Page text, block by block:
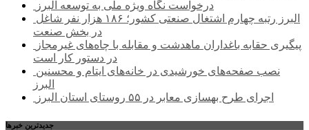
درخواست نگاه ویژه ملی به توسعه البرز
در بخش صنعت
در دستور کار است
البرز
اجرای طرح بهسازی معابر در ۵۵ روستای استان البرز
جديدترين خبرها